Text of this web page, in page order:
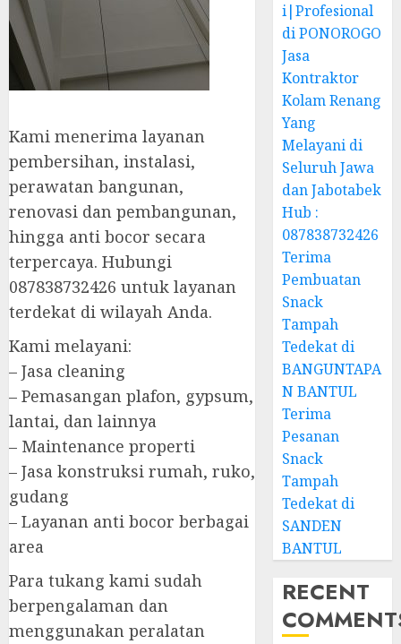
Kami menerima layanan
pembersihan, instalasi,
perawatan bangunan,
renovasi dan pembangunan,
hingga anti bocor secara
terpercaya. Hubungi
087838732426 untuk layanan
terdekat di wilayah Anda.
Kami melayani:
– Jasa cleaning
– Pemasangan plafon, gypsum,
lantai, dan lainnya
– Maintenance properti
– Jasa konstruksi rumah, ruko,
gudang
– Layanan anti bocor berbagai
area
Para tukang kami sudah
berpengalaman dan
menggunakan peralatan
i|Profesional
di PONOROGO
Jasa
Kontraktor
Kolam Renang
Yang
Melayani di
Seluruh Jawa
dan Jabotabek
Hub :
087838732426
Terima
Pembuatan
Snack
Tampah
Tedekat di
BANGUNTAPA
N BANTUL
Terima
Pesanan
Snack
Tampah
Tedekat di
SANDEN
BANTUL
RECENT